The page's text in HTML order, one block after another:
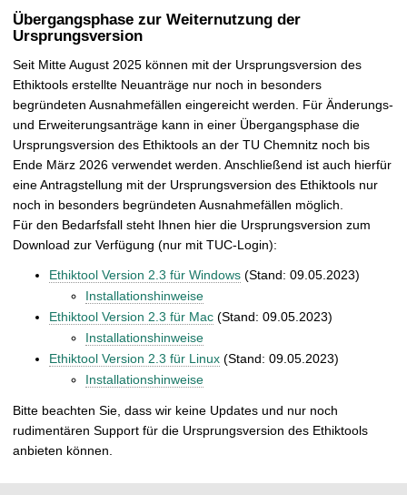
Übergangsphase zur Weiternutzung der
Ursprungsversion
Seit Mitte August 2025 können mit der Ursprungsversion des
Ethiktools erstellte Neuanträge nur noch in besonders
begründeten Ausnahmefällen eingereicht werden. Für Änderungs-
und Erweiterungsanträge kann in einer Übergangsphase die
Ursprungsversion des Ethiktools an der TU Chemnitz noch bis
Ende März 2026 verwendet werden. Anschließend ist auch hierfür
eine Antragstellung mit der Ursprungsversion des Ethiktools nur
noch in besonders begründeten Ausnahmefällen möglich.
Für den Bedarfsfall steht Ihnen hier die Ursprungsversion zum
Download zur Verfügung (nur mit TUC-Login):
Ethiktool Version 2.3 für Windows (Stand: 09.05.2023)
Installationshinweise
Ethiktool Version 2.3 für Mac (Stand: 09.05.2023)
Installationshinweise
Ethiktool Version 2.3 für Linux (Stand: 09.05.2023)
Installationshinweise
Bitte beachten Sie, dass wir keine Updates und nur noch
rudimentären Support für die Ursprungsversion des Ethiktools
anbieten können.